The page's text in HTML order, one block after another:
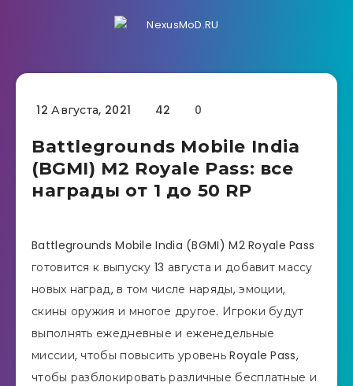
12 Августа, 2021 42 0
Battlegrounds Mobile India
(BGMI) M2 Royale Pass: все
награды от 1 до 50 RP
Battlegrounds Mobile India (BGMI) M2 Royale Pass
готовится к выпуску 13 августа и добавит массу
новых наград, в том числе наряды, эмоции,
скины оружия и многое другое. Игроки будут
выполнять ежедневные и еженедельные
миссии, чтобы повысить уровень Royale Pass,
чтобы разблокировать различные бесплатные и